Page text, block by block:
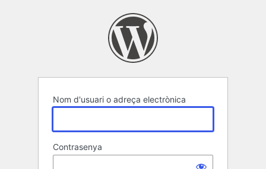
Nom d'usuari o adreça electrònica
Contrasenya